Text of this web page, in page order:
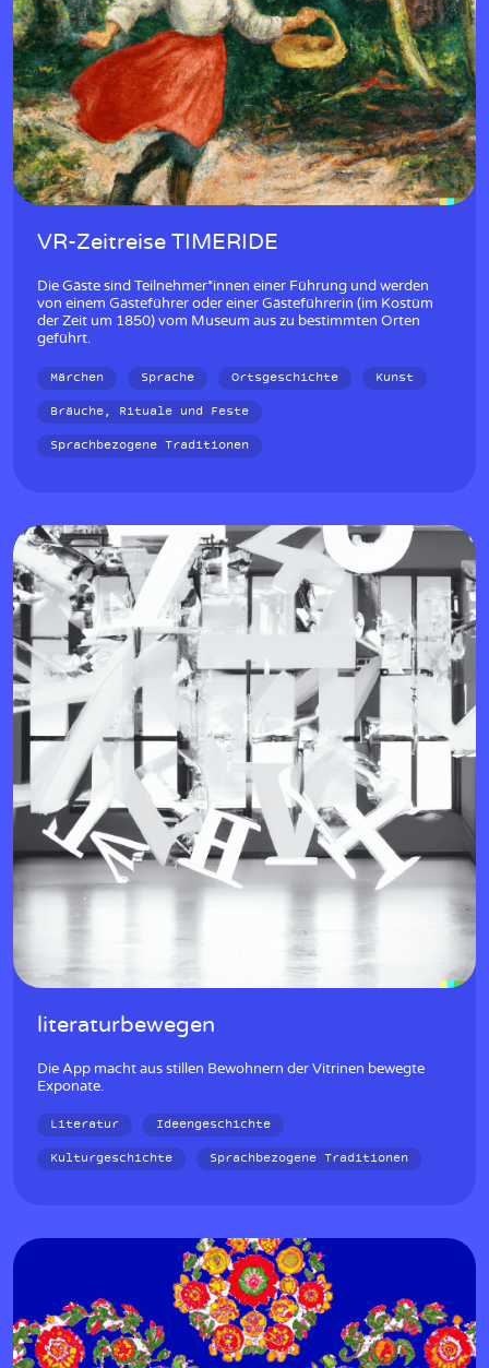
VR-Zeitreise TIMERIDE
Die Gäste sind Teilnehmer*innen einer Führung und werden
von einem Gästeführer oder einer Gästeführerin (im Kostüm
der Zeit um 1850) vom Museum aus zu bestimmten Orten
geführt.
Märchen Sprache Ortsgeschichte
Kunst
Bräuche, Rituale und Feste
Sprachbezogene Traditionen
literaturbewegen
Die App macht aus stillen Bewohnern der Vitrinen bewegte
Exponate.
Literatur
Ideengeschichte
Kulturgeschichte
Sprachbezogene Traditionen